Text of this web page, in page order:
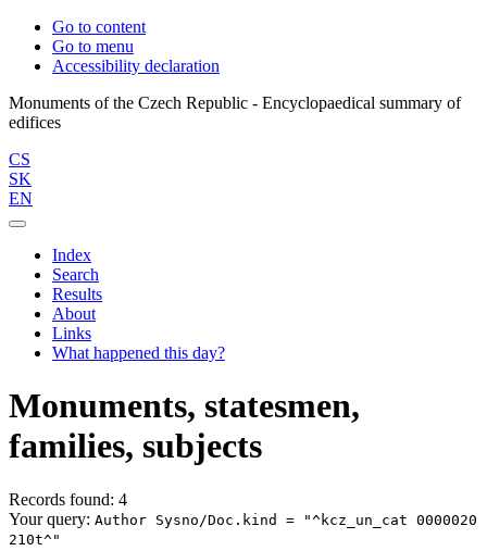
Go to content
Go to menu
Accessibility declaration
Monuments of the Czech Republic - Encyclopaedical summary of
CS
SK
EN
Index
Search
Results
About
Links
What happened this day?
Monuments, statesmen,
families, subjects
Records found: 4
Your query: Author Sysno/Doc.kind = "^kcz_un_cat 0000020
210t^"